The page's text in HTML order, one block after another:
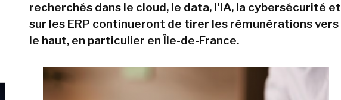
recherchés dans le cloud, le data, l'IA, la cybersécurité et
sur les ERP continueront de tirer les rémunérations vers
le haut, en particulier en Île-de-France.